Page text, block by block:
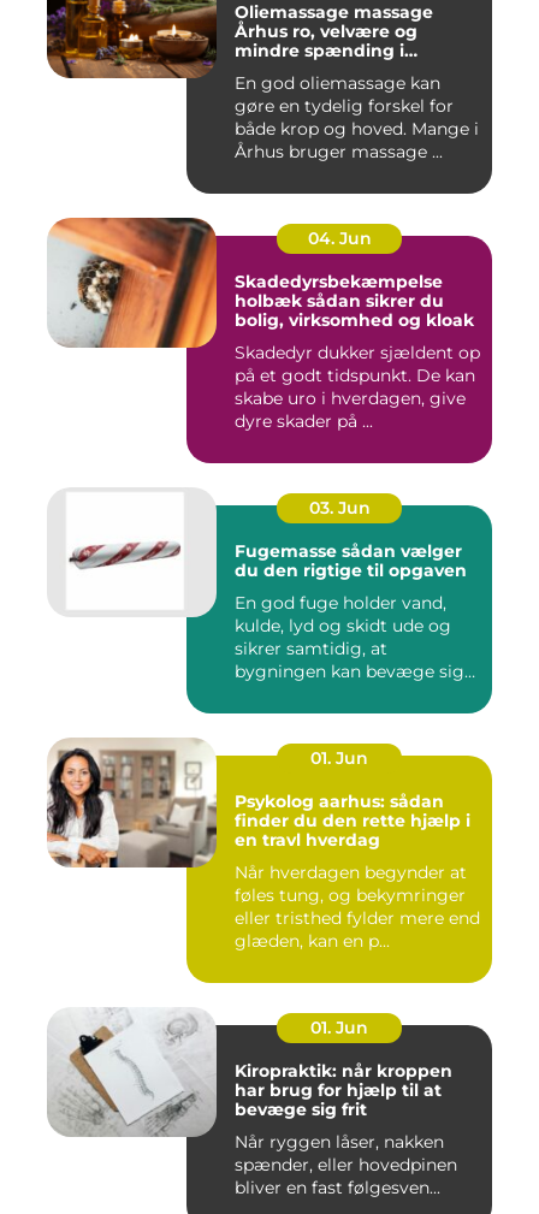
Oliemassage massage
Århus ro, velvære og
mindre spænding i
En god oliemassage kan
gøre en tydelig forskel for
både krop og hoved. Mange i
Århus bruger massage ...
04. Jun
Skadedyrsbekæmpelse
holbæk sådan sikrer du
bolig, virksomhed og kloak
Skadedyr dukker sjældent op
på et godt tidspunkt. De kan
skabe uro i hverdagen, give
dyre skader på ...
03. Jun
Fugemasse sådan vælger
du den rigtige til opgaven
En god fuge holder vand,
kulde, lyd og skidt ude og
sikrer samtidig, at
bygningen kan bevæge sig
01. Jun
Psykolog aarhus: sådan
finder du den rette hjælp i
en travl hverdag
Når hverdagen begynder at
føles tung, og bekymringer
eller tristhed fylder mere end
glæden, kan en p...
01. Jun
Kiropraktik: når kroppen
har brug for hjælp til at
bevæge sig frit
Når ryggen låser, nakken
spænder, eller hovedpinen
bliver en fast følgesven...